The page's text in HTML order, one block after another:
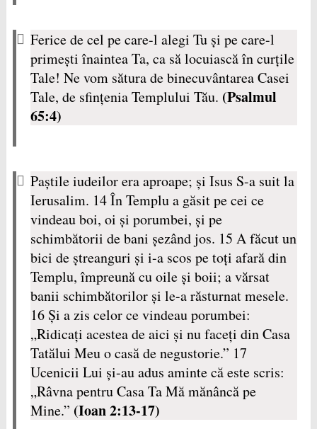
Ferice de cel pe care-l alegi Tu şi pe care-l
primeşti înaintea Ta, ca să locuiască în curţile
Tale! Ne vom sătura de binecuvântarea Casei
Tale, de sfinţenia Templului Tău. (Psalmul
65:4)
Paştile iudeilor era aproape; şi Isus S-a suit la
Ierusalim. 14 În Templu a găsit pe cei ce
vindeau boi, oi şi porumbei, şi pe
schimbătorii de bani şezând jos. 15 A făcut un
bici de ştreanguri şi i-a scos pe toţi afară din
Templu, împreună cu oile şi boii; a vărsat
banii schimbătorilor şi le-a răsturnat mesele.
16 Şi a zis celor ce vindeau porumbei:
„Ridicaţi acestea de aici şi nu faceţi din Casa
Tatălui Meu o casă de negustorie.” 17
Ucenicii Lui şi-au adus aminte că este scris:
„Râvna pentru Casa Ta Mă mănâncă pe
Mine.” (Ioan 2:13-17)